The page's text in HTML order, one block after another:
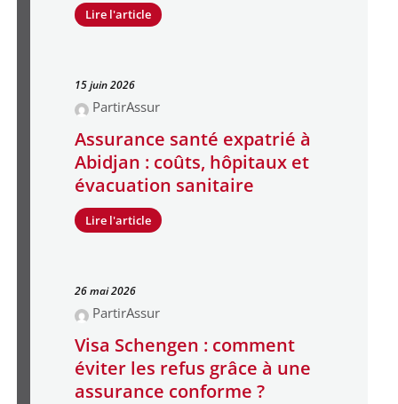
Lire l'article
15 juin 2026
PartirAssur
Assurance santé expatrié à
Abidjan : coûts, hôpitaux et
évacuation sanitaire
Lire l'article
26 mai 2026
PartirAssur
Visa Schengen : comment
éviter les refus grâce à une
assurance conforme ?